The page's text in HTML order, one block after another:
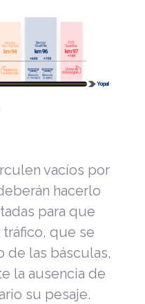
vacíos por
hacerlo
para que
que se
de las básculas,
la ausencia de
su pesaje.